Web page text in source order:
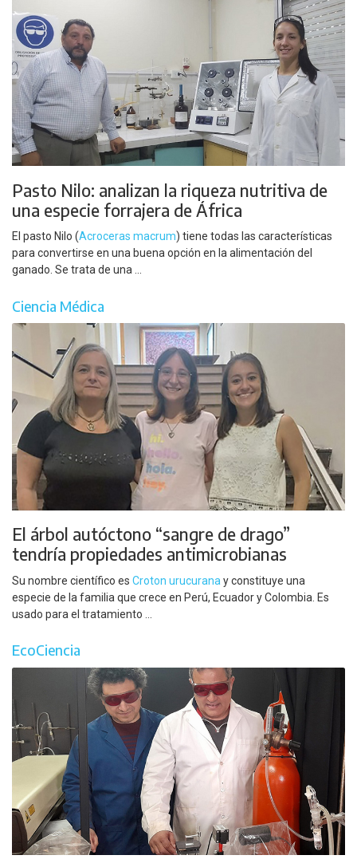
Pasto Nilo: analizan la riqueza nutritiva de
una especie forrajera de África
El pasto Nilo (Acroceras macrum) tiene todas las características
para convertirse en una buena opción en la alimentación del
ganado. Se trata de una ...
Ciencia Médica
El árbol autóctono “sangre de drago”
tendría propiedades antimicrobianas
Su nombre científico es Croton urucurana y constituye una
especie de la familia que crece en Perú, Ecuador y Colombia. Es
usado para el tratamiento ...
EcoCiencia